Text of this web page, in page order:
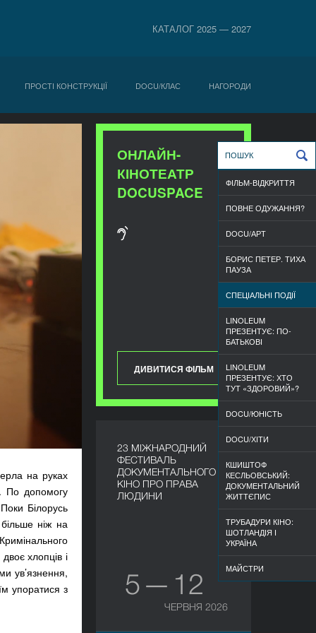
КАТАЛОГ 2025 — 2027
ПРОСТІ КОНСТРУКЦІЇ DOCU/КЛАС НАГОРОДИ
на руках
По допомогу
Білорусь
ніж на
хлопців і
ув’язнення,
упоратися з
ОНЛАЙН-
КІНОТЕАТР
DOCUSPACE
ДИВИТИСЯ ФІЛЬМ
23 МІЖНАРОДНИЙ
ФЕСТИВАЛЬ
ДОКУМЕНТАЛЬНОГО
КІНО ПРО ПРАВА
ЛЮДИНИ
5 — 12
ЧЕРВНЯ 2026
ФІЛЬМ-ВІДКРИТТЯ
ПОВНЕ ОДУЖАННЯ?
DOCU/АРТ
БОРИС ПЕТЕР. ТИХА
ПАУЗА
СПЕЦІАЛЬНІ ПОДІЇ
LINOLEUM
ПРЕЗЕНТУЄ: ПО-
БАТЬКОВІ
LINOLEUM
ПРЕЗЕНТУЄ: ХТО
ТУТ «ЗДОРОВИЙ»?
DOCU/ЮНІСТЬ
DOCU/ХІТИ
КШИШТОФ
КЕСЛЬОВСЬКИЙ:
ДОКУМЕНТАЛЬНИЙ
ЖИТТЄПИС
ТРУБАДУРИ КІНО:
ШОТЛАНДІЯ І
УКРАЇНА
МАЙСТРИ